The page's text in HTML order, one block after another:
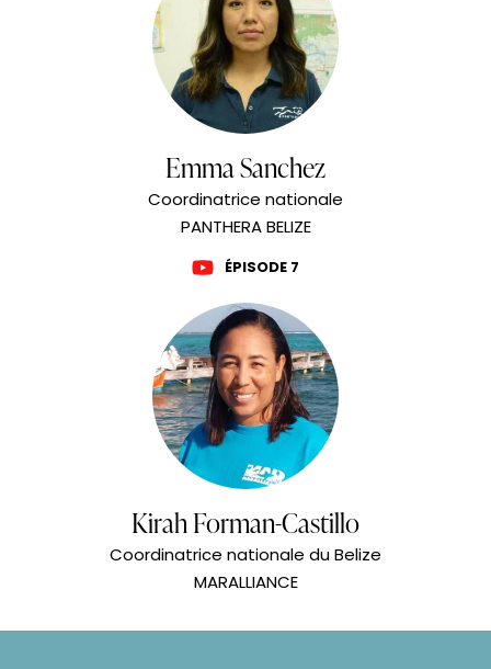
Emma Sanchez
Coordinatrice nationale
PANTHERA BELIZE
ÉPISODE 7
Kirah Forman-Castillo
Coordinatrice nationale du Belize
MARALLIANCE